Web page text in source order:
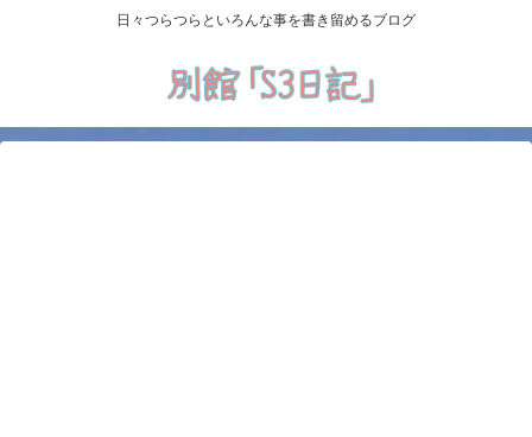
日々つらつらといろんな事を書き留めるブログ